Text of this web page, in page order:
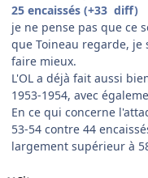
25 encaissés (+33 diff)
je ne pense pas que ce
que Toineau regarde, je
faire mieux.
L'OL a déjà fait aussi
1953-1954, avec
En ce qui concerne
53-54 contre 44
largement supérieur à